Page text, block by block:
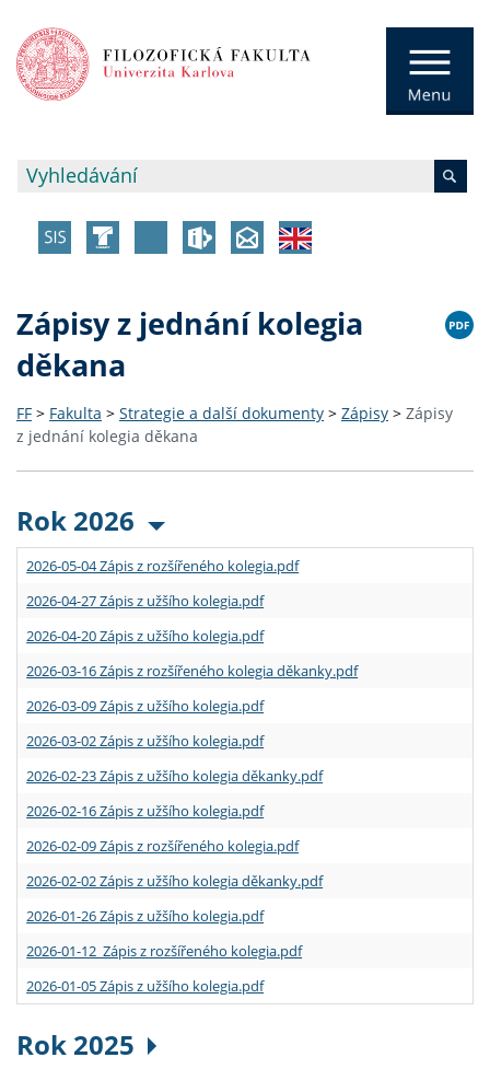
Zápisy z jednání kolegia
děkana
FF > Fakulta > Strategie a další dokumenty > Zápisy > Zápisy
z jednání kolegia děkana
Rok 2026
2026-05-04 Zápis z rozšířeného kolegia.pdf
2026-04-27 Zápis z užšího kolegia.pdf
2026-04-20 Zápis z užšího kolegia.pdf
2026-03-16 Zápis z rozšířeného kolegia děkanky.pdf
2026-03-09 Zápis z užšího kolegia.pdf
2026-03-02 Zápis z užšího kolegia.pdf
2026-02-23 Zápis z užšího kolegia děkanky.pdf
2026-02-16 Zápis z užšího kolegia.pdf
2026-02-09 Zápis z rozšířeného kolegia.pdf
2026-02-02 Zápis z užšího kolegia děkanky.pdf
2026-01-26 Zápis z užšího kolegia.pdf
2026-01-12 Zápis z rozšířeného kolegia.pdf
2026-01-05 Zápis z užšího kolegia.pdf
Rok 2025